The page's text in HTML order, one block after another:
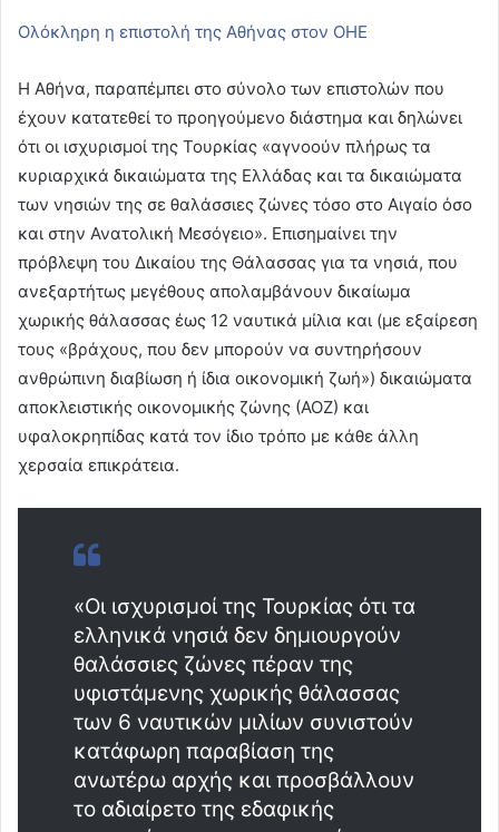
Ολόκληρη η επιστολή της Αθήνας στον ΟΗΕ
Η Αθήνα, παραπέμπει στο σύνολο των επιστολών που
έχουν κατατεθεί το προηγούμενο διάστημα και δηλώνει
ότι οι ισχυρισμοί της Τουρκίας «αγνοούν πλήρως τα
κυριαρχικά δικαιώματα της Ελλάδας και τα δικαιώματα
των νησιών της σε θαλάσσιες ζώνες τόσο στο Αιγαίο όσο
και στην Ανατολική Μεσόγειο». Επισημαίνει την
πρόβλεψη του Δικαίου της Θάλασσας για τα νησιά, που
ανεξαρτήτως μεγέθους απολαμβάνουν δικαίωμα
χωρικής θάλασσας έως 12 ναυτικά μίλια και (με εξαίρεση
τους «βράχους, που δεν μπορούν να συντηρήσουν
ανθρώπινη διαβίωση ή ίδια οικονομική ζωή») δικαιώματα
αποκλειστικής οικονομικής ζώνης (ΑΟΖ) και
υφαλοκρηπίδας κατά τον ίδιο τρόπο με κάθε άλλη
χερσαία επικράτεια.
«Οι ισχυρισμοί της Τουρκίας ότι τα
ελληνικά νησιά δεν δημιουργούν
θαλάσσιες ζώνες πέραν της
υφιστάμενης χωρικής θάλασσας
των 6 ναυτικών μιλίων συνιστούν
κατάφωρη παραβίαση της
ανωτέρω αρχής και προσβάλλουν
το αδιαίρετο της εδαφικής